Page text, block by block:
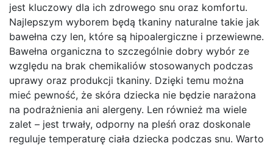
jest kluczowy dla ich zdrowego snu oraz komfortu.
Najlepszym wyborem będą tkaniny naturalne takie jak
bawełna czy len, które są hipoalergiczne i przewiewne.
Bawełna organiczna to szczególnie dobry wybór ze
względu na brak chemikaliów stosowanych podczas
uprawy oraz produkcji tkaniny. Dzięki temu można
mieć pewność, że skóra dziecka nie będzie narażona
na podrażnienia ani alergeny. Len również ma wiele
zalet – jest trwały, odporny na pleśń oraz doskonale
reguluje temperaturę ciała dziecka podczas snu. Warto